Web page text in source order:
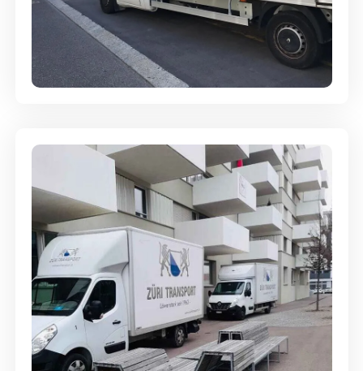
Full-Service - Für Privatumzüge